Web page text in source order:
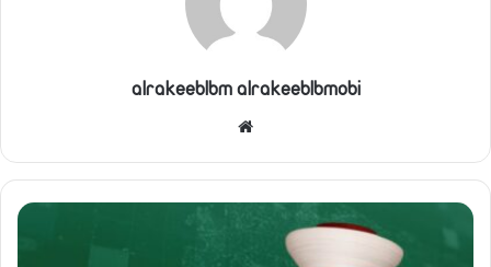
alrakeeblbm alrakeeblbmobi